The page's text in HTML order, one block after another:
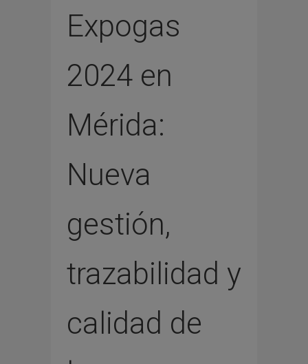
Expogas
2024 en
Mérida:
Nueva
gestión,
trazabilidad y
calidad de